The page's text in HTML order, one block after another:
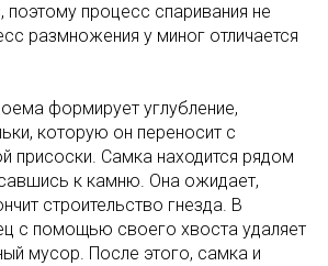
поэтому процесс спаривания не
размножения у миног отличается
формирует углубление,
которую он переносит с
присоски. Самка находится рядом
к камню. Она ожидает,
строительство гнезда. В
с помощью своего хвоста удаляет
мусор. После этого, самка и